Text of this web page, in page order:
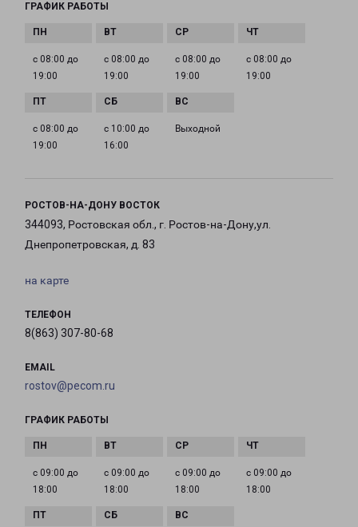
ГРАФИК РАБОТЫ
с 08:00 до
19:00
с 08:00 до
19:00
с 08:00 до
19:00
с 08:00 до
19:00
с 08:00 до
19:00
с 10:00 до
16:00
Выходной
РОСТОВ-НА-ДОНУ ВОСТОК
344093, Ростовская обл., г. Ростов-на-Дону,ул.
Днепропетровская, д. 83
на карте
ТЕЛЕФОН
8(863) 307-80-68
EMAIL
rostov@pecom.ru
ГРАФИК РАБОТЫ
с 09:00 до
18:00
с 09:00 до
18:00
с 09:00 до
18:00
с 09:00 до
18:00